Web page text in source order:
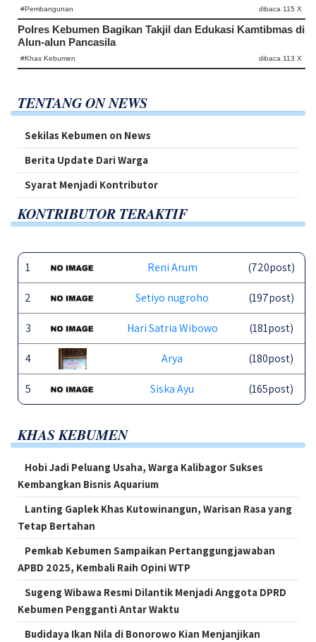
#Pembangunan dibaca 115 X
Polres Kebumen Bagikan Takjil dan Edukasi Kamtibmas di
Alun-alun Pancasila
#Khas Kebumen dibaca 113 X
TENTANG ON NEWS
Sekilas Kebumen on News
Berita Update Dari Warga
Syarat Menjadi Kontributor
KONTRIBUTOR TERAKTIF
1 Reni Arum (720post)
2 Setiyo nugroho (197post)
3 Hari Satria Wibowo (181post)
4 Arya (180post)
5 Siska Ayu (165post)
KHAS KEBUMEN
Hobi Jadi Peluang Usaha, Warga Kalibagor Sukses
Kembangkan Bisnis Aquarium
Lanting Gaplek Khas Kutowinangun, Warisan Rasa yang
Tetap Bertahan
Pemkab Kebumen Sampaikan Pertanggungjawaban
APBD 2025, Kembali Raih Opini WTP
Sugeng Wibawa Resmi Dilantik Menjadi Anggota DPRD
Kebumen Pengganti Antar Waktu
Budidaya Ikan Nila di Bonorowo Kian Menjanjikan